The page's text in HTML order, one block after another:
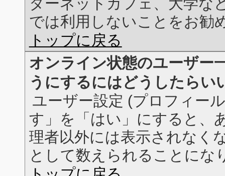
では利用しないことをお勧
トップに戻る
オンライン状態のユーザー
うにするにはどうしたらい
ユーザー設定 (プロフィー
す」を「はい」にすると、
理者以外には表示されなく
として数えられることにな